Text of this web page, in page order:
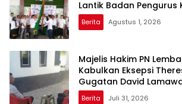
Lantik Badan Pengurus
Berita Agustus 1, 2026
Majelis Hakim PN
Kabulkan Eksepsi
Gugatan David
untuk Keempat Kalinya
Berita Juli 31, 2026